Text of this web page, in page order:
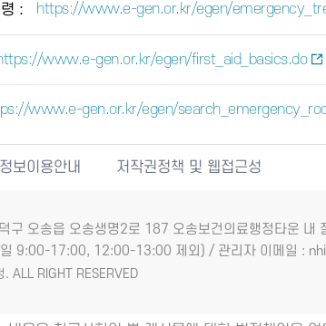
: https://www.e-gen.or.kr/egen/
www.e-gen.or.kr/egen/first_aid_basics.do
www.e-gen.or.kr/egen/
보이용안내 저작권정책 및 웹접근성
구 오송읍 오송생명2로 187 오송보건의료행정타운 내
9:00-17:00, 12:00-13:00 제외) / 관리자 이메일 :
ALL RIGHT RESERVED